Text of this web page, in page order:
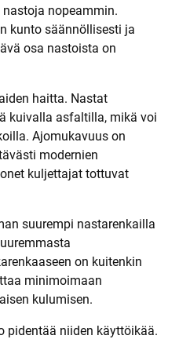
nopeammin.
kunto säännöllisesti ja
osa nastoista on
haitta. Nastat
kuivalla asfaltilla, mikä voi
Ajomukavuus on
modernien
kuljettajat tottuvat
suurempi nastarenkailla
on kuitenkin
minimoimaan
kulumisen.
pidentää niiden käyttöikää.